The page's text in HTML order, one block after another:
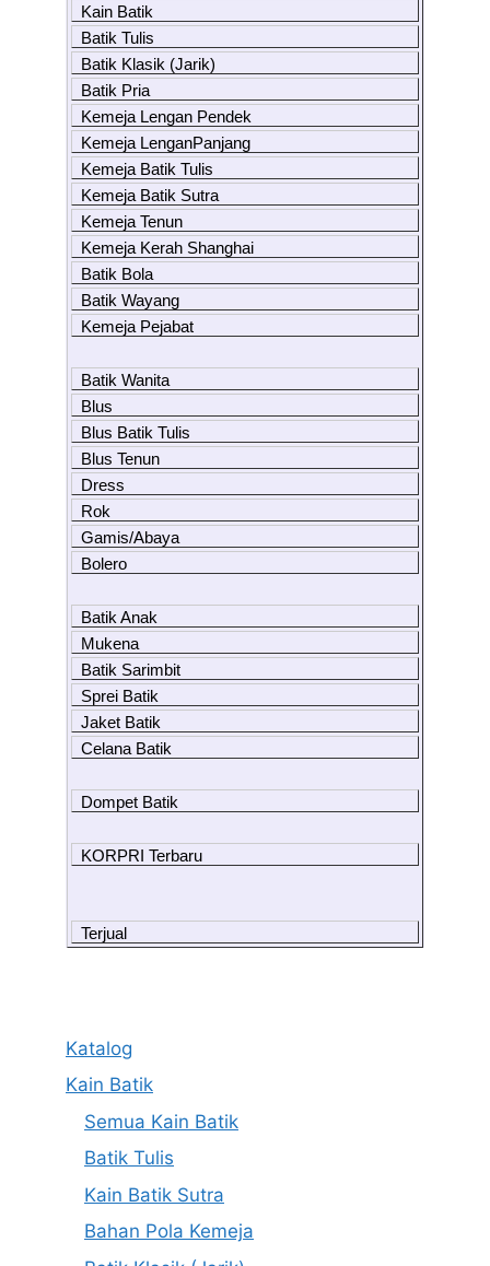
Kain Batik
Batik Tulis
Batik Klasik (Jarik)
Batik Pria
Kemeja Lengan Pendek
Kemeja LenganPanjang
Kemeja Batik Tulis
Kemeja Batik Sutra
Kemeja Tenun
Kemeja Kerah Shanghai
Batik Bola
Batik Wayang
Kemeja Pejabat
Batik Wanita
Blus
Blus Batik Tulis
Blus Tenun
Dress
Rok
Gamis/Abaya
Bolero
Batik Anak
Mukena
Batik Sarimbit
Sprei Batik
Jaket Batik
Celana Batik
Dompet Batik
KORPRI Terbaru
Terjual
Katalog
Kain Batik
Semua Kain Batik
Batik Tulis
Kain Batik Sutra
Bahan Pola Kemeja